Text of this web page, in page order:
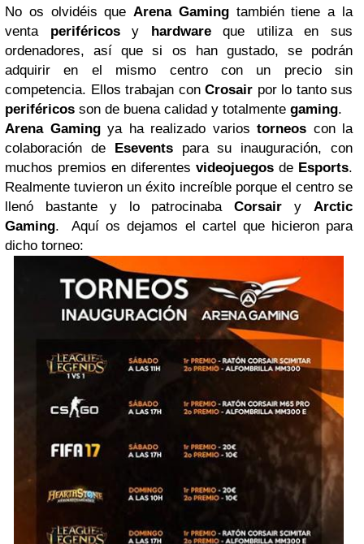
No os olvidéis queArena Gamingtambién tiene a la
venta periféricosy hardwareque utiliza en sus
ordenadores, así que si os han gustado, se podrán
adquirir en el mismo centro con un precio sin
competencia. Ellos trabajan con Crosair por lo tanto sus
periféricos son de buena calidad y totalmente gaming.
Arena Gamingya ha realizado varios torneos con la
colaboración de
Esevents para su inauguración, con
muchos premios en diferentes videojuegos de Esports.
Realmente tuvieron un éxito increíble porque el centro se
llenó bastante y lo patrocinabaCorsairyArctic
Gaming. Aquí os dejamos el cartel que hicieron para
dicho torneo: